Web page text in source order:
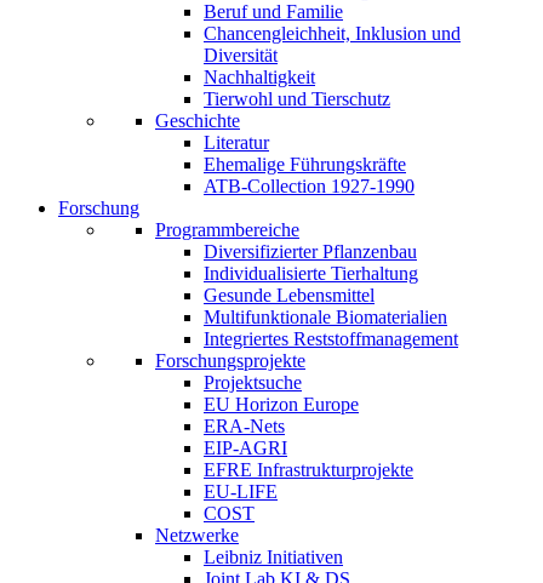
Beruf und Familie
Chancengleichheit, Inklusion und
Diversität
Nachhaltigkeit
Tierwohl und Tierschutz
Geschichte
Literatur
Ehemalige Führungskräfte
ATB-Collection 1927-1990
Forschung
Programmbereiche
Diversifizierter Pflanzenbau
Individualisierte Tierhaltung
Gesunde Lebensmittel
Multifunktionale Biomaterialien
Integriertes Reststoffmanagement
Forschungsprojekte
Projektsuche
EU Horizon Europe
ERA-Nets
EIP-AGRI
EFRE Infrastrukturprojekte
EU-LIFE
COST
Netzwerke
Leibniz Initiativen
Joint Lab KI & DS